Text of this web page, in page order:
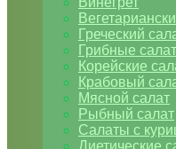
Греческий
Грибные
Корейские
Крабовый
Мясной салат
Рыбный салат
Салаты с
Диетические